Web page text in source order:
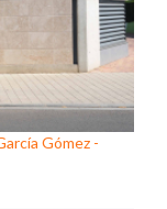
Gómez -